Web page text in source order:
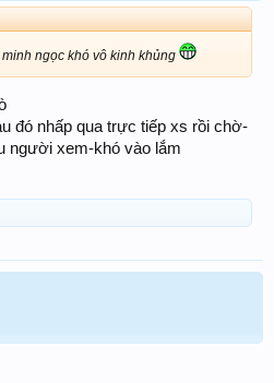
ngọc khó vô kinh khủng
đó nhấp qua trực tiếp xs rồi chờ-
người xem-khó vào lắm